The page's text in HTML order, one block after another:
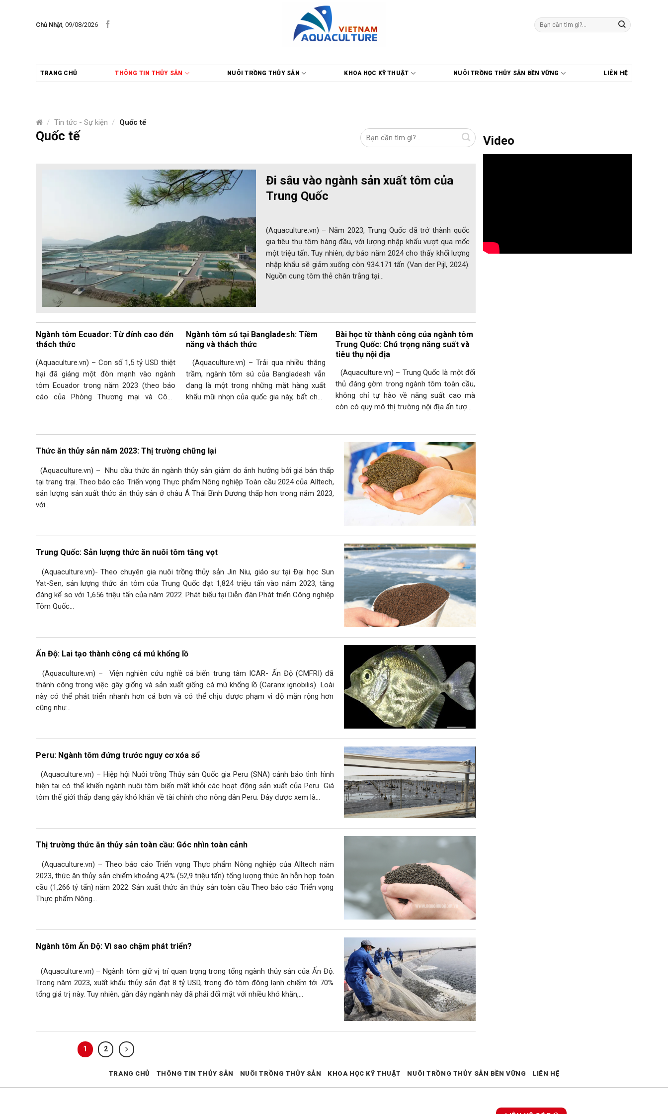
Chủ Nhật, 09/08/2026
Tìm
kiếm:
TRANG CHỦ THÔNG TIN THỦY SẢN NUÔI TRỒNG THỦY SẢN KHOA HỌC KỸ THUẬT NUÔI TRỒNG THỦY SẢN BỀN VỮNG LIÊN HỆ
/ Tin tức - Sự kiện / Quốc tế
Quốc tế
Đi sâu vào ngành sản xuất tôm của
Trung Quốc
(Aquaculture.vn) – Năm 2023, Trung Quốc đã trở thành quốc
gia tiêu thụ tôm hàng đầu, với lượng nhập khẩu vượt qua mốc
một triệu tấn. Tuy nhiên, dự báo năm 2024 cho thấy khối lượng
nhập khẩu sẽ giảm xuống còn 934.171 tấn (Van der Pijl, 2024).
Nguồn cung tôm thẻ chân trắng tại…
Ngành tôm Ecuador: Từ đỉnh cao đến
thách thức
(Aquaculture.vn) – Con số 1,5 tỷ USD thiệt
hại đã giáng một đòn mạnh vào ngành
tôm Ecuador trong năm 2023 (theo báo
cáo của Phòng Thương mại và Công
Ngành tôm sú tại Bangladesh: Tiềm
năng và thách thức
(Aquaculture.vn) – Trải qua nhiều thăng
trầm, ngành tôm sú của Bangladesh vẫn
đang là một trong những mặt hàng xuất
khẩu mũi nhọn của quốc gia này, bất chấp
Bài học từ thành công của ngành tôm
Trung Quốc: Chú trọng năng suất và
tiêu thụ nội địa
(Aquaculture.vn) – Trung Quốc là một đối
thủ đáng gờm trong ngành tôm toàn cầu,
không chỉ tự hào về năng suất cao mà
còn có quy mô thị trường nội địa ấn tượng
các…
Thức ăn thủy sản năm 2023: Thị trường chững lại
(Aquaculture.vn) – Nhu cầu thức ăn ngành thủy sản giảm do ảnh hưởng bởi giá bán thấp
tại trang trại. Theo báo cáo Triển vọng Thực phẩm Nông nghiệp Toàn cầu 2024 của Alltech,
sản lượng sản xuất thức ăn thủy sản ở châu Á Thái Bình Dương thấp hơn trong năm 2023,
với…
Trung Quốc: Sản lượng thức ăn nuôi tôm tăng vọt
(Aquaculture.vn)- Theo chuyên gia nuôi trồng thủy sản Jin Niu, giáo sư tại Đại học Sun
Yat-Sen, sản lượng thức ăn tôm của Trung Quốc đạt 1,824 triệu tấn vào năm 2023, tăng
đáng kể so với 1,656 triệu tấn của năm 2022. Phát biểu tại Diễn đàn Phát triển Công nghiệp
Tôm Quốc…
Ấn Độ: Lai tạo thành công cá mú khổng lồ
(Aquaculture.vn) – Viện nghiên cứu nghề cá biển trung tâm ICAR- Ấn Độ (CMFRI) đã
thành công trong việc gây giống và sản xuất giống cá mú khổng lồ (Caranx ignobilis). Loài
này có thể phát triển nhanh hơn cá bơn và có thể chịu được phạm vi độ mặn rộng hơn
cũng như…
Peru: Ngành tôm đứng trước nguy cơ xóa sổ
(Aquaculture.vn) – Hiệp hội Nuôi trồng Thủy sản Quốc gia Peru (SNA) cảnh báo tình hình
hiện tại có thể khiến ngành nuôi tôm biến mất khỏi các hoạt động sản xuất của Peru. Giá
tôm thế giới thấp đang gây khó khăn về tài chính cho nông dân Peru. Đây được xem là…
Thị trường thức ăn thủy sản toàn cầu: Góc nhìn toàn cảnh
(Aquaculture.vn) – Theo báo cáo Triển vọng Thực phẩm Nông nghiệp của Alltech năm
2023, thức ăn thủy sản chiếm khoảng 4,2% (52,9 triệu tấn) tổng lượng thức ăn hỗn hợp toàn
cầu (1,266 tỷ tấn) năm 2022. Sản xuất thức ăn thủy sản toàn cầu Theo báo cáo Triển vọng
Thực phẩm Nông…
Ngành tôm Ấn Độ: Vì sao chậm phát triển?
(Aquaculture.vn) – Ngành tôm giữ vị trí quan trọng trong tổng ngành thủy sản của Ấn Độ.
Trong năm 2023, xuất khẩu thủy sản đạt 8 tỷ USD, trong đó tôm đông lạnh chiếm tới 70%
tổng giá trị này. Tuy nhiên, gần đây ngành này đã phải đối mặt với nhiều khó khăn,…
1 2
Video
TRANG CHỦ THÔNG TIN THỦY SẢN NUÔI TRỒNG THỦY SẢN KHOA HỌC KỸ THUẬT NUÔI TRỒNG THỦY SẢN BỀN VỮNG LIÊN HỆ